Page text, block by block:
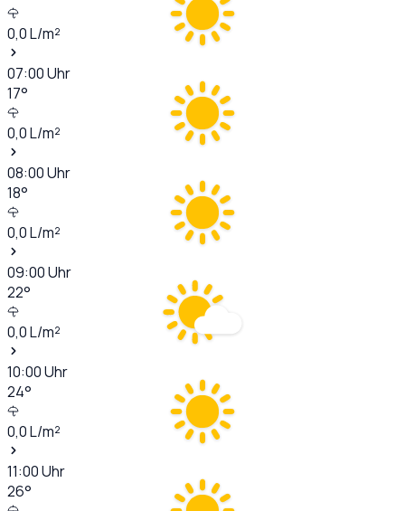
0,0L/m²
07:00Uhr
17°
0,0L/m²
08:00Uhr
18°
0,0L/m²
09:00Uhr
22°
0,0L/m²
10:00Uhr
24°
0,0L/m²
11:00Uhr
26°